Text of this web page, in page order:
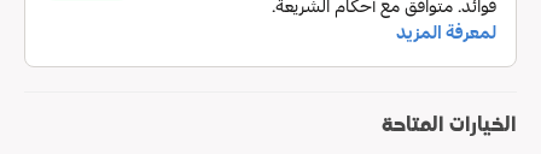
الخيارات المتاحة